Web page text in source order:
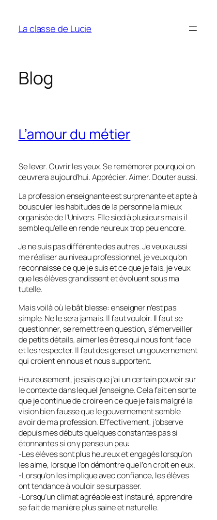
contenu
La classe de Lucie
Blog
L’amour du métier
Se lever. Ouvrir les yeux. Se remémorer pourquoi on
œuvrera aujourd’hui. Apprécier. Aimer. Douter aussi.
La profession enseignante est surprenante et apte à
bousculer les habitudes de la personne la mieux
organisée de l’Univers. Elle sied à plusieurs mais il
semble qu’elle en rende heureux trop peu encore.
Je ne suis pas différente des autres. Je veux aussi
me réaliser au niveau professionnel, je veux qu’on
reconnaisse ce que je suis et ce que je fais, je veux
que les élèves grandissent et évoluent sous ma
tutelle.
Mais voilà où le bât blesse: enseigner n’est pas
simple. Ne le sera jamais. Il faut vouloir. Il faut se
questionner, se remettre en question, s’émerveiller
de petits détails, aimer les êtres qui nous font face
et les respecter. Il faut des gens et un gouvernement
qui croient en nous et nous supportent.
Heureusement, je sais que j’ai un certain pouvoir sur
le contexte dans lequel j’enseigne. Cela fait en sorte
que je continue de croire en ce que je fais malgré la
vision bien fausse que le gouvernement semble
avoir de ma profession. Effectivement, j’observe
depuis mes débuts quelques constantes pas si
étonnantes si on y pense un peu:
-Les élèves sont plus heureux et engagés lorsqu’on
les aime, lorsque l’on démontre que l’on croit en eux.
-Lorsqu’on les implique avec confiance, les élèves
ont tendance à vouloir se surpasser.
-Lorsqu’un climat agréable est instauré, apprendre
se fait de manière plus saine et naturelle.